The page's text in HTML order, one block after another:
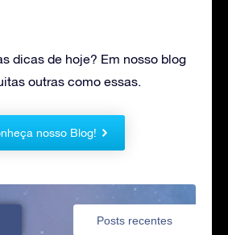
dicas de hoje? Em nosso blog
outras como essas.
nosso Blog!
Posts recentes